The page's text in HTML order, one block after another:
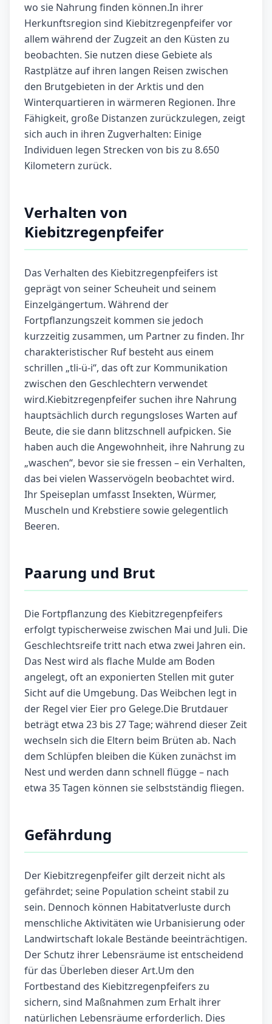
wo sie Nahrung finden können.In ihrer
Herkunftsregion sind Kiebitzregenpfeifer vor
allem während der Zugzeit an den Küsten zu
beobachten. Sie nutzen diese Gebiete als
Rastplätze auf ihren langen Reisen zwischen
den Brutgebieten in der Arktis und den
Winterquartieren in wärmeren Regionen. Ihre
Fähigkeit, große Distanzen zurückzulegen, zeigt
sich auch in ihren Zugverhalten: Einige
Individuen legen Strecken von bis zu 8.650
Kilometern zurück.
Verhalten von
Kiebitzregenpfeifer
Das Verhalten des Kiebitzregenpfeifers ist
geprägt von seiner Scheuheit und seinem
Einzelgängertum. Während der
Fortpflanzungszeit kommen sie jedoch
kurzzeitig zusammen, um Partner zu finden. Ihr
charakteristischer Ruf besteht aus einem
schrillen „tli-ü-i“, das oft zur Kommunikation
zwischen den Geschlechtern verwendet
wird.Kiebitzregenpfeifer suchen ihre Nahrung
hauptsächlich durch regungsloses Warten auf
Beute, die sie dann blitzschnell aufpicken. Sie
haben auch die Angewohnheit, ihre Nahrung zu
„waschen“, bevor sie sie fressen – ein Verhalten,
das bei vielen Wasservögeln beobachtet wird.
Ihr Speiseplan umfasst Insekten, Würmer,
Muscheln und Krebstiere sowie gelegentlich
Beeren.
Paarung und Brut
Die Fortpflanzung des Kiebitzregenpfeifers
erfolgt typischerweise zwischen Mai und Juli. Die
Geschlechtsreife tritt nach etwa zwei Jahren ein.
Das Nest wird als flache Mulde am Boden
angelegt, oft an exponierten Stellen mit guter
Sicht auf die Umgebung. Das Weibchen legt in
der Regel vier Eier pro Gelege.Die Brutdauer
beträgt etwa 23 bis 27 Tage; während dieser Zeit
wechseln sich die Eltern beim Brüten ab. Nach
dem Schlüpfen bleiben die Küken zunächst im
Nest und werden dann schnell flügge – nach
etwa 35 Tagen können sie selbstständig fliegen.
Gefährdung
Der Kiebitzregenpfeifer gilt derzeit nicht als
gefährdet; seine Population scheint stabil zu
sein. Dennoch können Habitatverluste durch
menschliche Aktivitäten wie Urbanisierung oder
Landwirtschaft lokale Bestände beeinträchtigen.
Der Schutz ihrer Lebensräume ist entscheidend
für das Überleben dieser Art.Um den
Fortbestand des Kiebitzregenpfeifers zu
sichern, sind Maßnahmen zum Erhalt ihrer
natürlichen Lebensräume erforderlich. Dies